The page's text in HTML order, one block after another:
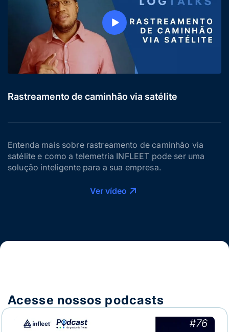
Rastreamento de caminhão via satélite
Entenda mais sobre rastreamento de caminhão via
satélite e como a telemetria INFLEET pode ser uma
solução inteligente para a sua empresa.
Ver vídeo
Acesse nossos podcasts